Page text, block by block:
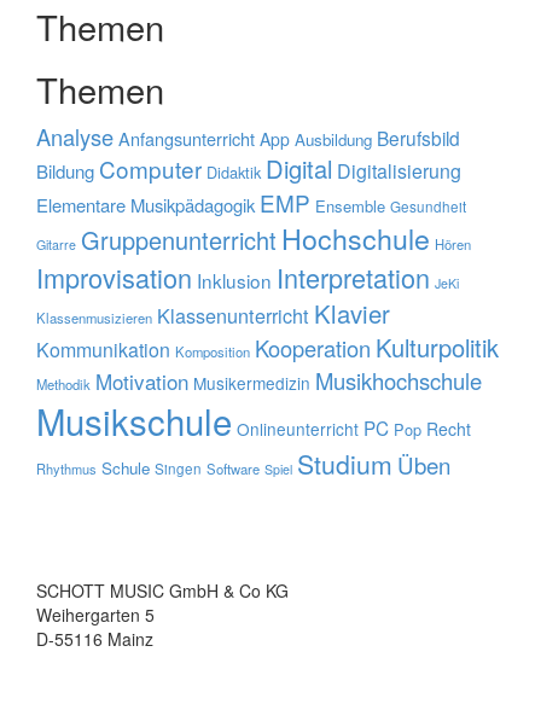
Themen
Themen
AnalyseAnfangsunterricht App Ausbildung Berufsbild
Bildung Computer Didaktik Digital Digitalisierung
Elementare Musikpädagogik EMP Ensemble Gesundheit
Gitarre Gruppenunterricht Hochschule Hören
Improvisation Inklusion Interpretation JeKi
Klassenmusizieren Klassenunterricht Klavier
Kommunikation Komposition Kooperation Kulturpolitik
Methodik Motivation Musikermedizin Musikhochschule
Musikschule Onlineunterricht PC Pop Recht
Rhythmus Schule Singen Software Spiel Studium Üben
SCHOTT MUSIC GmbH & Co KG
Weihergarten 5
D-55116 Mainz